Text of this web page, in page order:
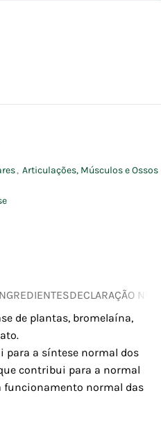
, Articulações, Músculos e Ossos
DECLARAÇÃO
de plantas, bromelaína,
para a síntese normal dos
contribui para a normal
funcionamento normal das